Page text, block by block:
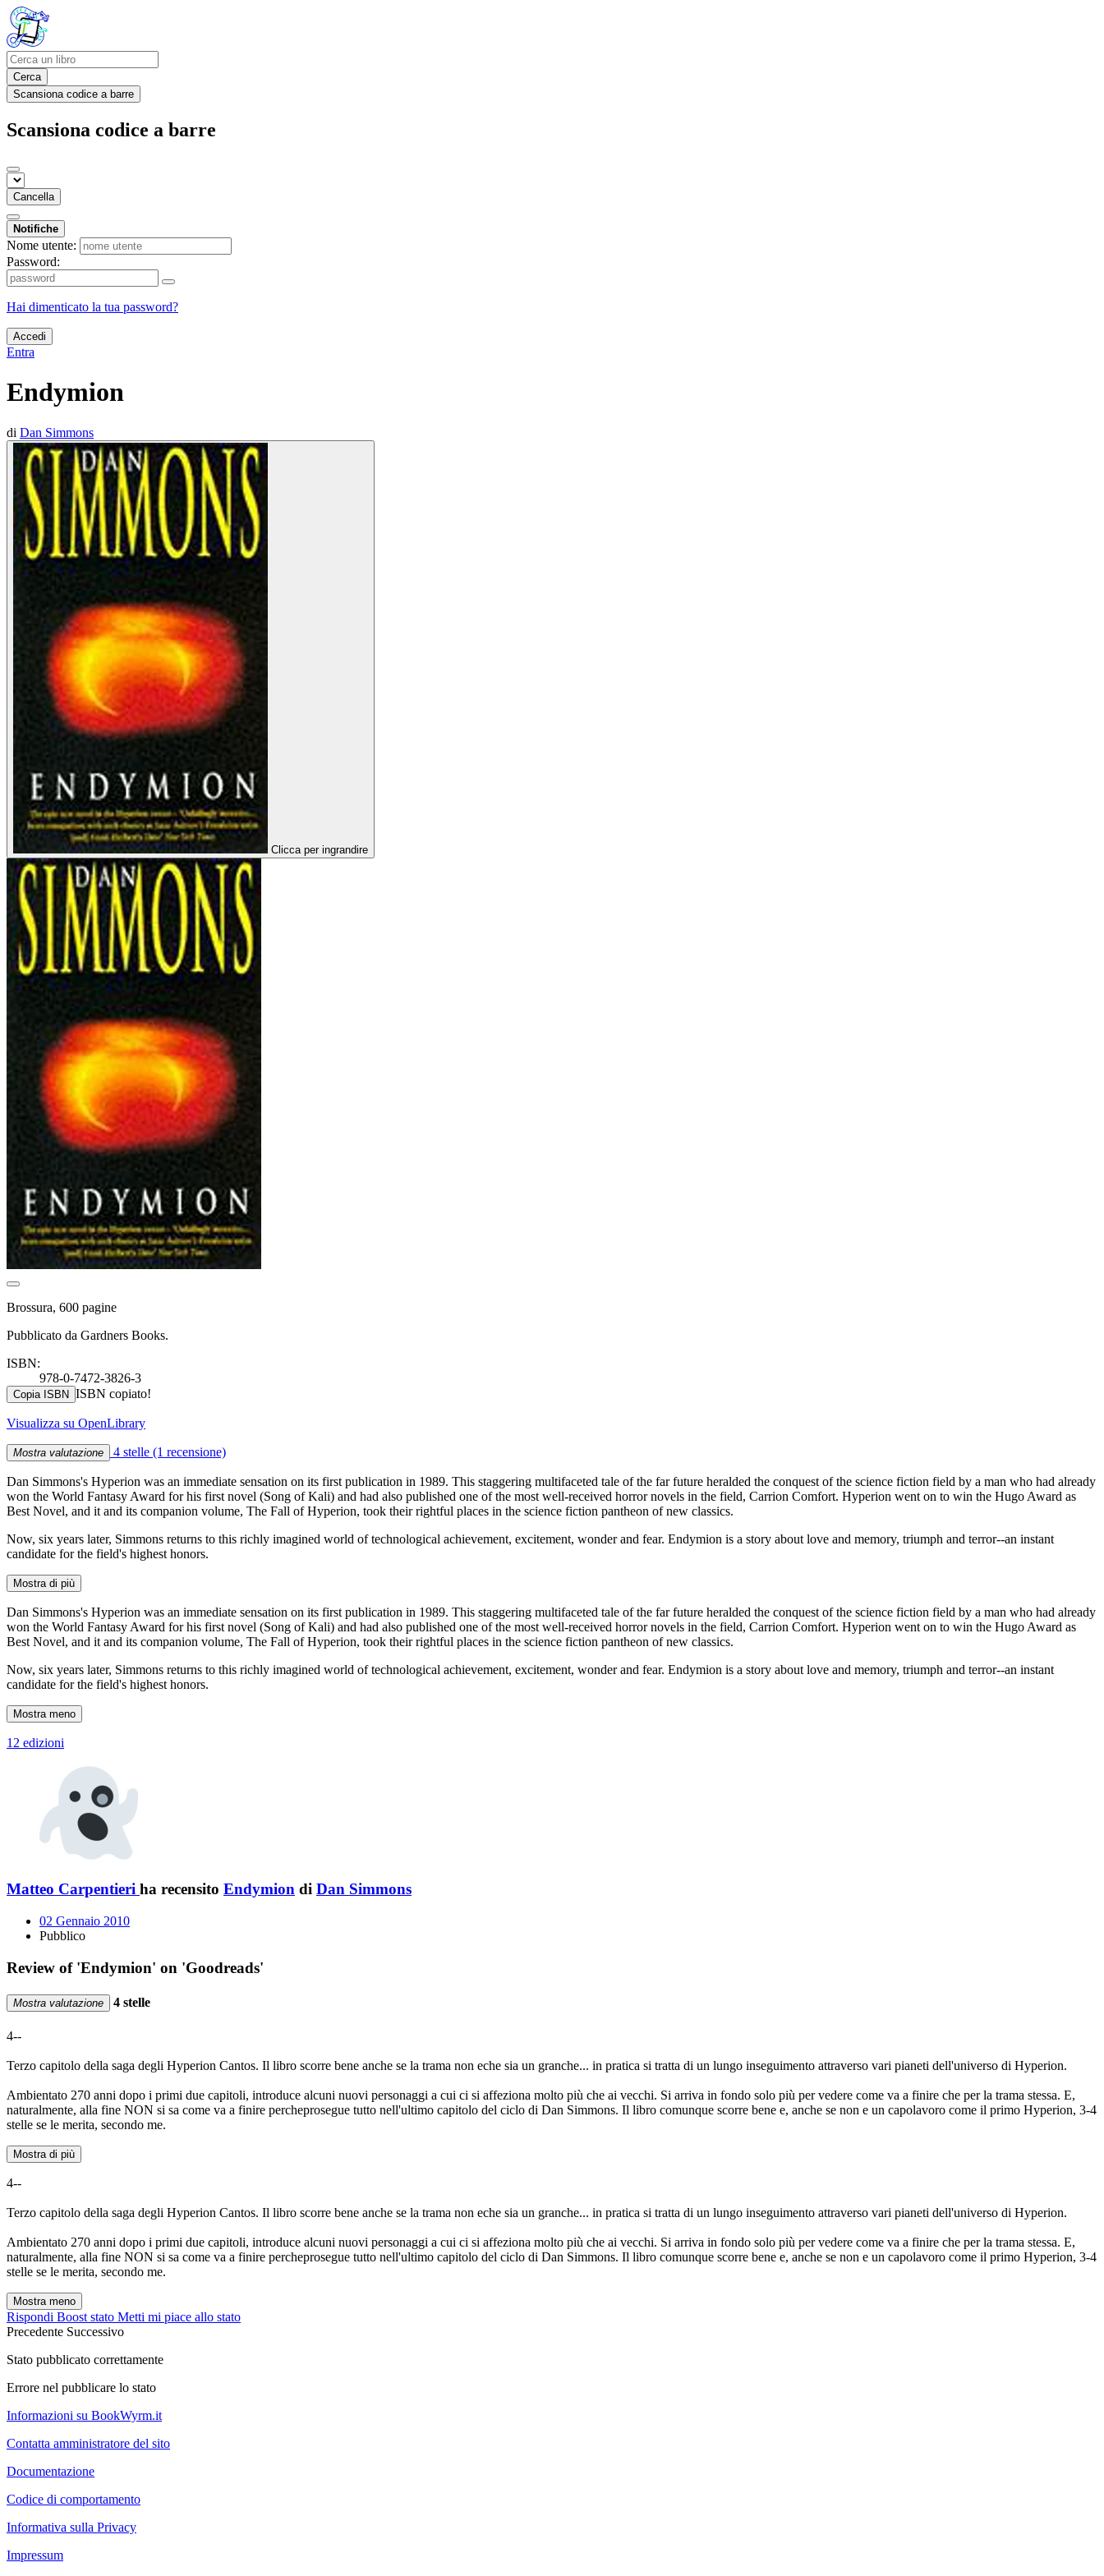
Cerca
Scansiona codice a barre
Scansiona codice a barre
Cancella
Notifiche
Nome utente:
Password:
Hai dimenticato la tua password?
Accedi
Entra
Endymion
di Dan Simmons
Clicca per ingrandire
Brossura, 600 pagine
Pubblicato da Gardners Books.
ISBN:
978-0-7472-3826-3
Copia ISBN ISBN copiato!
Visualizza su OpenLibrary
Mostra valutazione 4 stelle (1 recensione)
Dan Simmons's Hyperion was an immediate sensation on its first publication in 1989. This staggering multifaceted tale of the far future heralded the conquest of the science fiction field by a man who had already
won the World Fantasy Award for his first novel (Song of Kali) and had also published one of the most well-received horror novels in the field, Carrion Comfort. Hyperion went on to win the Hugo Award as
Best Novel, and it and its companion volume, The Fall of Hyperion, took their rightful places in the science fiction pantheon of new classics.
Now, six years later, Simmons returns to this richly imagined world of technological achievement, excitement, wonder and fear. Endymion is a story about love and memory, triumph and terror--an instant
candidate for the field's highest honors.
Mostra di più
Dan Simmons's Hyperion was an immediate sensation on its first publication in 1989. This staggering multifaceted tale of the far future heralded the conquest of the science fiction field by a man who had already
won the World Fantasy Award for his first novel (Song of Kali) and had also published one of the most well-received horror novels in the field, Carrion Comfort. Hyperion went on to win the Hugo Award as
Best Novel, and it and its companion volume, The Fall of Hyperion, took their rightful places in the science fiction pantheon of new classics.
Now, six years later, Simmons returns to this richly imagined world of technological achievement, excitement, wonder and fear. Endymion is a story about love and memory, triumph and terror--an instant
candidate for the field's highest honors.
Mostra meno
12 edizioni
Matteo Carpentieri ha recensito Endymion di Dan Simmons
02 Gennaio 2010
Pubblico
Review of 'Endymion' on 'Goodreads'
Mostra valutazione 4 stelle
4--
Terzo capitolo della saga degli Hyperion Cantos. Il libro scorre bene anche se la trama non eche sia un granche... in pratica si tratta di un lungo inseguimento attraverso vari pianeti dell'universo di Hyperion.
Ambientato 270 anni dopo i primi due capitoli, introduce alcuni nuovi personaggi a cui ci si affeziona molto più che ai vecchi. Si arriva in fondo solo più per vedere come va a finire che per la trama stessa. E,
naturalmente, alla fine NON si sa come va a finire percheprosegue tutto nell'ultimo capitolo del ciclo di Dan Simmons. Il libro comunque scorre bene e, anche se non e un capolavoro come il primo Hyperion, 3-4
stelle se le merita, secondo me.
Mostra di più
4--
Terzo capitolo della saga degli Hyperion Cantos. Il libro scorre bene anche se la trama non eche sia un granche... in pratica si tratta di un lungo inseguimento attraverso vari pianeti dell'universo di Hyperion.
Ambientato 270 anni dopo i primi due capitoli, introduce alcuni nuovi personaggi a cui ci si affeziona molto più che ai vecchi. Si arriva in fondo solo più per vedere come va a finire che per la trama stessa. E,
naturalmente, alla fine NON si sa come va a finire percheprosegue tutto nell'ultimo capitolo del ciclo di Dan Simmons. Il libro comunque scorre bene e, anche se non e un capolavoro come il primo Hyperion, 3-4
stelle se le merita, secondo me.
Mostra meno
Rispondi Boost stato Metti mi piace allo stato
Precedente Successivo
Stato pubblicato correttamente
Errore nel pubblicare lo stato
Informazioni su BookWyrm.it
Contatta amministratore del sito
Documentazione
Codice di comportamento
Informativa sulla Privacy
Impressum